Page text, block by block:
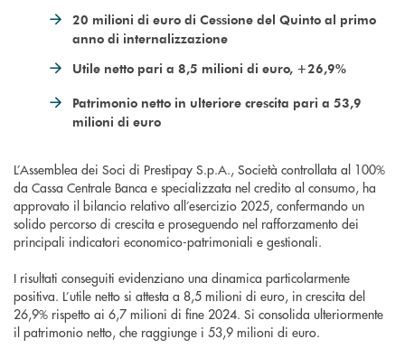
20 milioni di euro di Cessione del Quinto al primo
anno di internalizzazione
Utile netto pari a 8,5 milioni di euro, +26,9%
Patrimonio netto in ulteriore crescita pari a 53,9
milioni di euro
L’Assemblea dei Soci di Prestipay S.p.A., Società controllata al 100%
da Cassa Centrale Banca e specializzata nel credito al consumo, ha
approvato il bilancio relativo all’esercizio 2025, confermando un
solido percorso di crescita e proseguendo nel rafforzamento dei
principali indicatori economico-patrimoniali e gestionali.
I risultati conseguiti evidenziano una dinamica particolarmente
positiva. L’utile netto si attesta a 8,5 milioni di euro, in crescita del
26,9% rispetto ai 6,7 milioni di fine 2024. Si consolida ulteriormente
il patrimonio netto, che raggiunge i 53,9 milioni di euro.